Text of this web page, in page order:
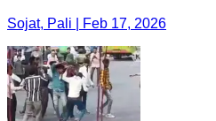
Sojat, Pali | Feb 17, 2026